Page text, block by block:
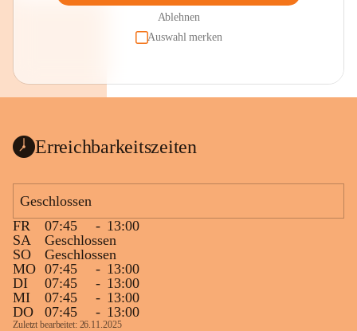
Ablehnen
Auswahl merken
Erreichbarkeitszeiten
Geschlossen
FR
07:45 - 13:00
SA
Geschlossen
SO
Geschlossen
MO 07:45 - 13:00
DI
07:45 - 13:00
MI
07:45 - 13:00
DO
07:45 - 13:00
Zuletzt bearbeitet: 26.11.2025